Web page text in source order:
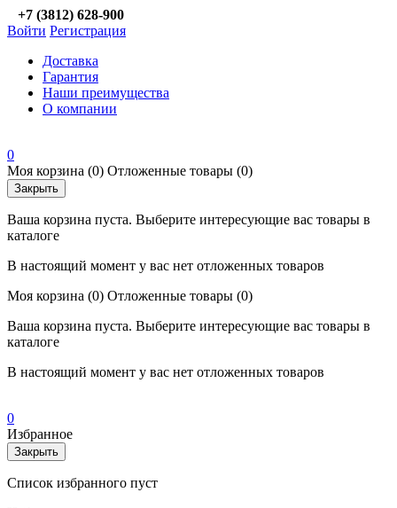
+7 (3812) 628-900
Войти Регистрация
Доставка
Гарантия
Наши преимущества
О компании
0
Моя корзина (0) Отложенные товары (0)
Закрыть
Ваша корзина пуста. Выберите интересующие вас товары в
каталоге
В настоящий момент у вас нет отложенных товаров
Моя корзина (0) Отложенные товары (0)
Ваша корзина пуста. Выберите интересующие вас товары в
каталоге
В настоящий момент у вас нет отложенных товаров
0
Избранное
Закрыть
Список избранного пуст